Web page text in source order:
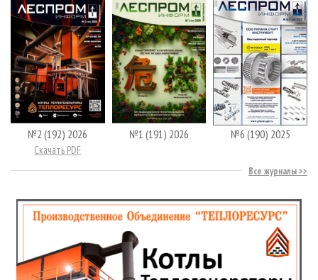
№2 (192) 2026
Скачать PDF
№1 (191) 2026 №6 (190) 2025
Все журналы